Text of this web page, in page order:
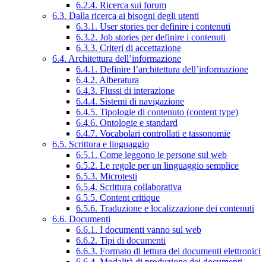
6.2.4. Ricerca sui forum
6.3. Dalla ricerca ai bisogni degli utenti
6.3.1. User stories per definire i contenuti
6.3.2. Job stories per definire i contenuti
6.3.3. Criteri di accettazione
6.4. Architettura dell’informazione
6.4.1. Definire l’architettura dell’informazione
6.4.2. Alberatura
6.4.3. Flussi di interazione
6.4.4. Sistemi di navigazione
6.4.5. Tipologie di contenuto (content type)
6.4.6. Ontologie e standard
6.4.7. Vocabolari controllati e tassonomie
6.5. Scrittura e linguaggio
6.5.1. Come leggono le persone sul web
6.5.2. Le regole per un linguaggio semplice
6.5.3. Microtesti
6.5.4. Scrittura collaborativa
6.5.5. Content critique
6.5.6. Traduzione e localizzazione dei contenuti
6.6. Documenti
6.6.1. I documenti vanno sul web
6.6.2. Tipi di documenti
6.6.3. Formato di lettura dei documenti elettronici